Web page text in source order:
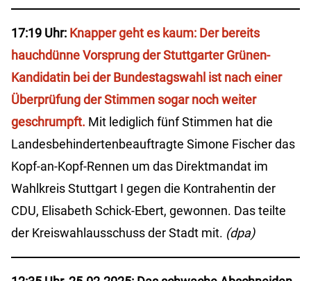
17:19 Uhr: Knapper geht es kaum: Der bereits
hauchdünne Vorsprung der Stuttgarter Grünen-
Kandidatin bei der Bundestagswahl ist nach einer
Überprüfung der Stimmen sogar noch weiter
geschrumpft. Mit lediglich fünf Stimmen hat die
Landesbehindertenbeauftragte Simone Fischer das
Kopf-an-Kopf-Rennen um das Direktmandat im
Wahlkreis Stuttgart I gegen die Kontrahentin der
CDU, Elisabeth Schick-Ebert, gewonnen. Das teilte
der Kreiswahlausschuss der Stadt mit. (dpa)